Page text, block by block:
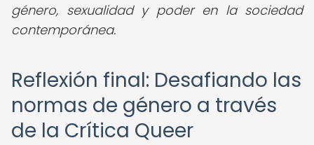
género, sexualidad y poder en la sociedad
contemporánea.
Reflexión final: Desafiando las
normas de género a través
de la Crítica Queer